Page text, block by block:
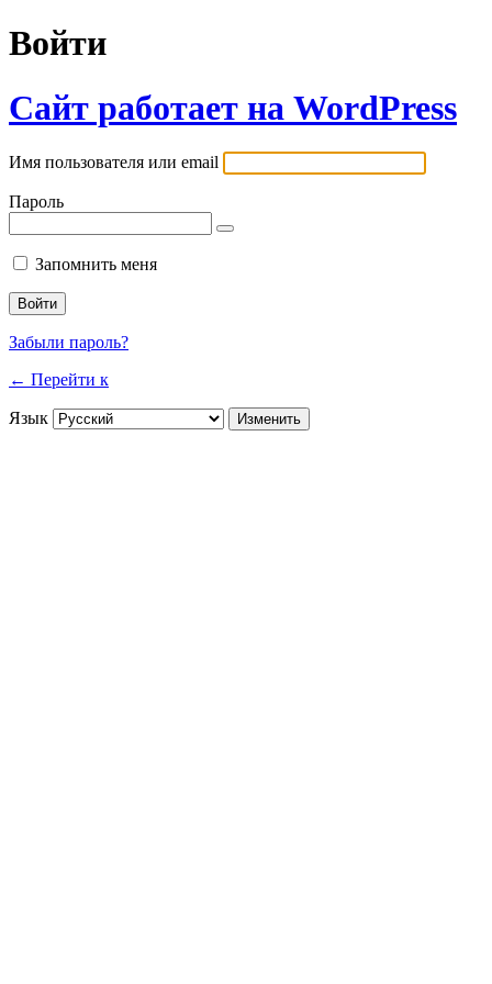
Войти
Сайт работает на WordPress
Имя пользователя или email
Пароль
Запомнить меня
Забыли пароль?
← Перейти к
Язык